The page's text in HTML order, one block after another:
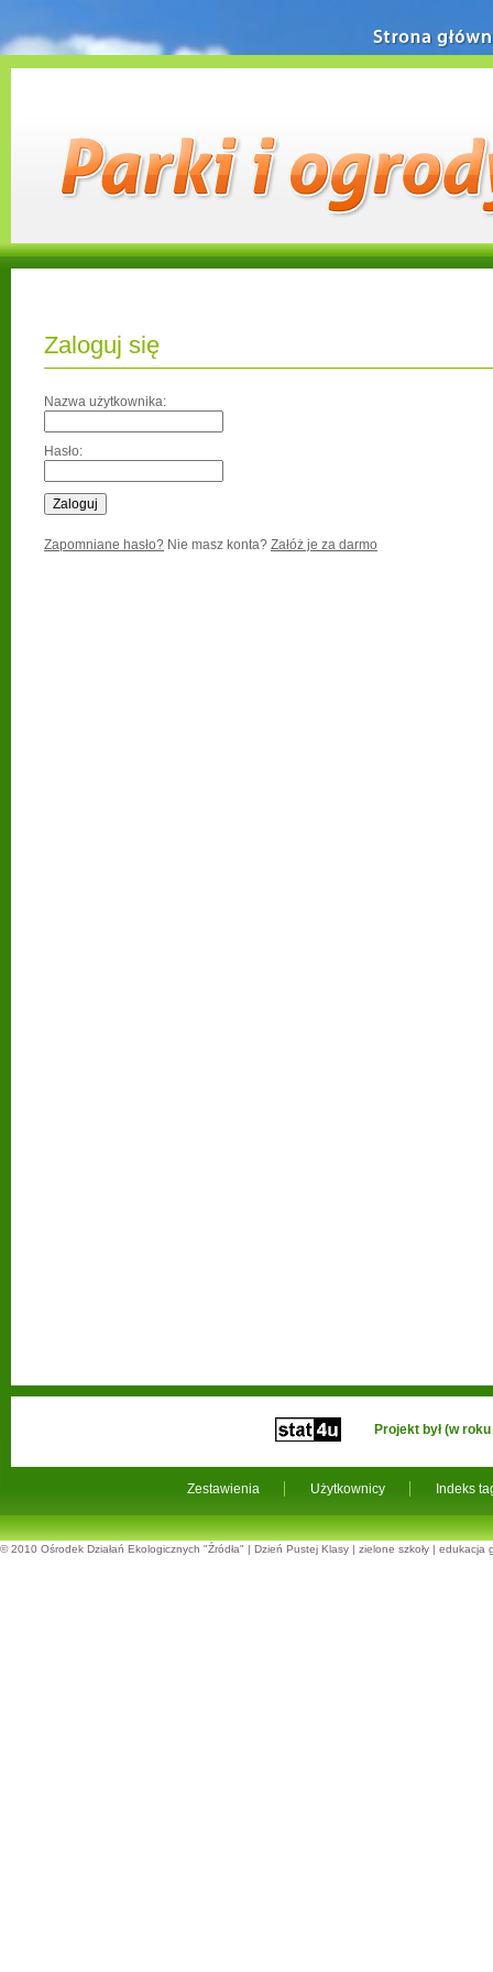
Zaloguj się
Nazwa użytkownika:
Hasło:
Zapomniane hasło? Nie masz konta? Załóż je za darmo
Strona główna
Zestawienia Użytkownicy Indeks
Projekt był (w
© 2010 Ośrodek Działań Ekologicznych "Źródła" | Dzień Pustej Klasy | zielone szkoły | edukacja